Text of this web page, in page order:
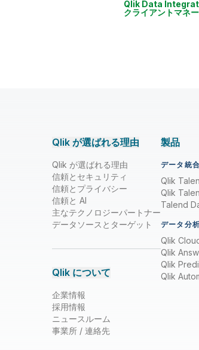
Qlik Data
クライアントマネ
Qlik が選ばれる理由
Qlik が選ばれる理由
信頼とセキュリティ
信頼とプライバシー
信頼と AI
主なテクノロジーパートナー
データソースとターゲット
Qlik について
企業情報
採用情報
ニュースルーム
事業所 / 連絡先
製品
データ統
Qlik
Qlik
Talend
データ分析
Qlik
Qlik
Qlik
Qlik